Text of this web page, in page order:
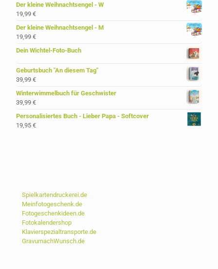
Der kleine Weihnachtsengel - W
19,99 €
Der kleine Weihnachtsengel - M
19,99 €
Dein Wichtel-Foto-Buch
Geburtsbuch "An diesem Tag"
39,99 €
Winterwimmelbuch für Geschwister
39,99 €
Personalisiertes Buch - Lieber Papa - Softcover
19,95 €
Spielkartendruckerei.de
Meinfotogeschenk.de
Fotogeschenkideen.de
Fotokalendershop
Klavierspezialtransporte.de
GravurnachWunsch.de